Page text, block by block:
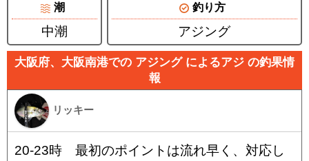
潮
中潮
釣り方
アジング
大阪府、大阪南港での アジング によるアジ の釣果情
報
リッキー
20-23時 最初のポイントは流れ早く、対応し